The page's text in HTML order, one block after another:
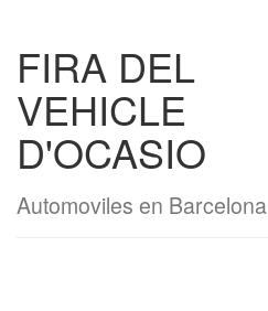
FIRA DEL
VEHICLE
D'OCASIO
Automoviles en Barcelona